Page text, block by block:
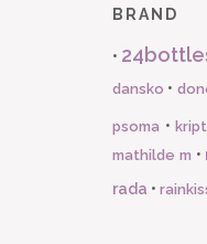
BRAND
•
dansko •
psoma •
mathilde m •
rada •